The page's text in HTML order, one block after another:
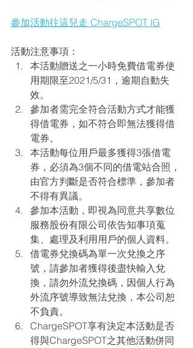
參加活動往這兒走 ChargeSPOT IG
活動注意事項：
本活動贈送之一小時免費借電券使
用期限至2021/5/31，逾期自動失
效。
參加者需完全符合活動方式才能獲
得借電券，如不符合即無法獲得借
電券。
本活動每位用戶最多獲得3張借電
券，必須為3個不同的借電站合照，
由官方判斷是否符合標準，參加者
不得有異議。
參加本活動，即視為同意共享數位
服務股份有限公司依告知事項蒐
集、處理及利用用戶的個人資料。
借電券兌換碼為單一次兌換之序
號，請參加者獲得後盡快輸入兌
換，請勿外流兌換碼，因個人行為
外流序號導致無法兌換，本公司恕
不負責。
ChargeSPOT享有決定本活動是否
得與ChargeSPOT之其他活動併同